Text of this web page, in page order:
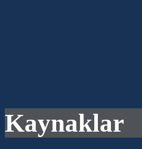
Kaynaklar